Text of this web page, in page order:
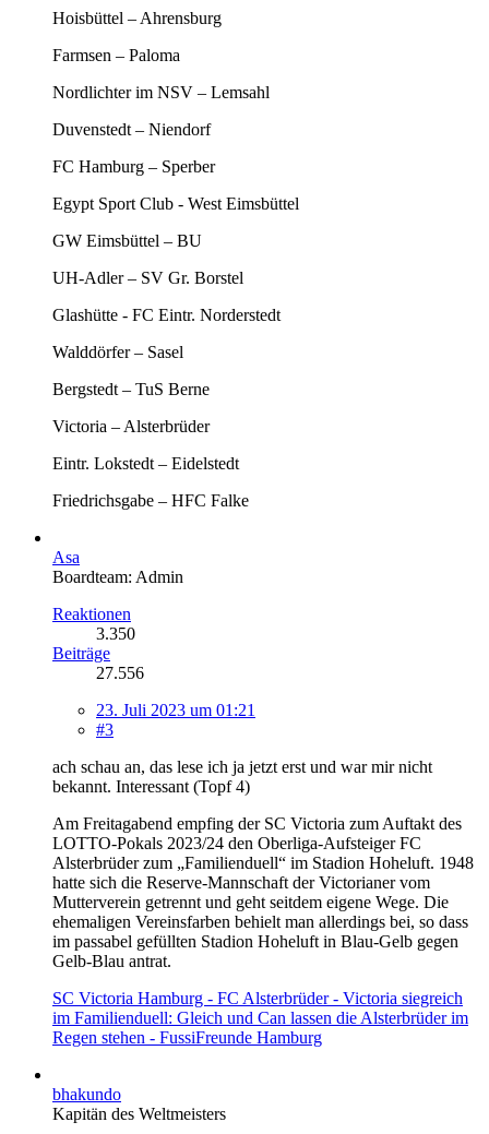
Hoisbüttel – Ahrensburg
Farmsen – Paloma
Nordlichter im NSV – Lemsahl
Duvenstedt – Niendorf
FC Hamburg – Sperber
Egypt Sport Club - West Eimsbüttel
GW Eimsbüttel – BU
UH-Adler – SV Gr. Borstel
Glashütte - FC Eintr. Norderstedt
Walddörfer – Sasel
Bergstedt – TuS Berne
Victoria – Alsterbrüder
Eintr. Lokstedt – Eidelstedt
Friedrichsgabe – HFC Falke
Asa
Boardteam: Admin
Reaktionen
3.350
Beiträge
27.556
23. Juli 2023 um 01:21
#3
ach schau an, das lese ich ja jetzt erst und war mir nicht
bekannt. Interessant (Topf 4)
Am Freitagabend empfing der SC Victoria zum Auftakt des
LOTTO-Pokals 2023/24 den Oberliga-Aufsteiger FC
Alsterbrüder zum „Familienduell“ im Stadion Hoheluft. 1948
hatte sich die Reserve-Mannschaft der Victorianer vom
Mutterverein getrennt und geht seitdem eigene Wege. Die
ehemaligen Vereinsfarben behielt man allerdings bei, so dass
im passabel gefüllten Stadion Hoheluft in Blau-Gelb gegen
Gelb-Blau antrat.
SC Victoria Hamburg - FC Alsterbrüder - Victoria siegreich
im Familienduell: Gleich und Can lassen die Alsterbrüder im
Regen stehen - FussiFreunde Hamburg
bhakundo
Kapitän des Weltmeisters